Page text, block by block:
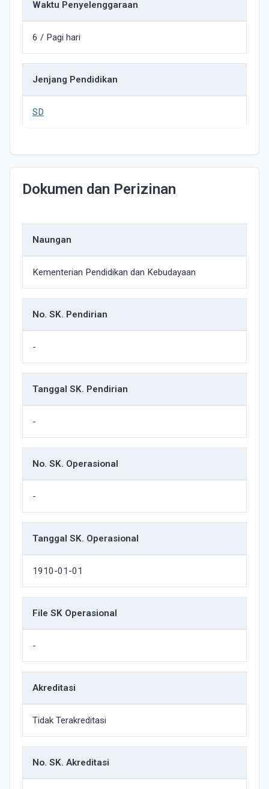
Waktu Penyelenggaraan
6 / Pagi hari
Jenjang Pendidikan
SD
Dokumen dan Perizinan
Naungan
Kementerian Pendidikan dan Kebudayaan
No. SK. Pendirian
-
Tanggal SK. Pendirian
-
No. SK. Operasional
-
Tanggal SK. Operasional
1910-01-01
File SK Operasional
-
Akreditasi
Tidak Terakreditasi
No. SK. Akreditasi